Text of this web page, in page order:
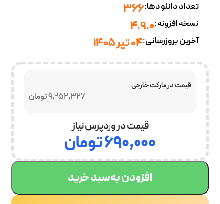
تعداد دانلودها:366
نسخه افزونه:4.9.0
آخرین بروزرسانی:04 تیر 1405
9,252,327 تومان
قیمت در مارکت خارجی
قیمت در وردپرس نیاز
۶۹۰,۰۰۰تومان
افزودن به سبد خرید